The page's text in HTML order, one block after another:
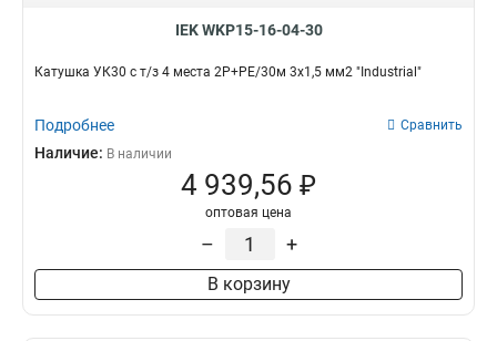
IEK WKP15-16-04-30
Катушка УК30 с т/з 4 места 2Р+PЕ/30м 3х1,5 мм2 "Industrial"
Подробнее Сравнить
Наличие: В наличии
4 939,56 ₽
оптовая цена
– +
В корзину